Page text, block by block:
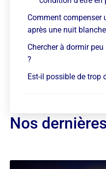
Comment compenser
après une nuit
Chercher à dormir
?
Est-il possible de trop
Nos